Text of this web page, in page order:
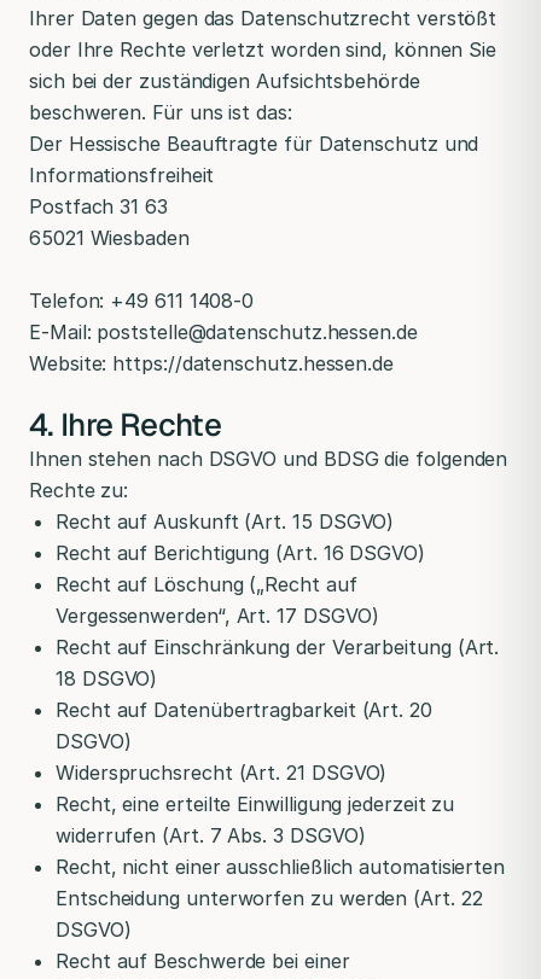
Ihrer Daten gegen das Datenschutzrecht verstößt
oder Ihre Rechte verletzt worden sind, können Sie
sich bei der zuständigen Aufsichtsbehörde
beschweren. Für uns ist das:
Der Hessische Beauftragte für Datenschutz und
Informationsfreiheit
Postfach 31 63
65021 Wiesbaden
Telefon: +49 611 1408-0
E-Mail: poststelle@datenschutz.hessen.de
Website: https://datenschutz.hessen.de
4. Ihre Rechte
Ihnen stehen nach DSGVO und BDSG die folgenden
Rechte zu:
Recht auf Auskunft (Art. 15 DSGVO)
Recht auf Berichtigung (Art. 16 DSGVO)
Recht auf Löschung („Recht auf
Vergessenwerden“, Art. 17 DSGVO)
Recht auf Einschränkung der Verarbeitung (Art.
18 DSGVO)
Recht auf Datenübertragbarkeit (Art. 20
DSGVO)
Widerspruchsrecht (Art. 21 DSGVO)
Recht, eine erteilte Einwilligung jederzeit zu
widerrufen (Art. 7 Abs. 3 DSGVO)
Recht, nicht einer ausschließlich automatisierten
Entscheidung unterworfen zu werden (Art. 22
DSGVO)
Recht auf Beschwerde bei einer